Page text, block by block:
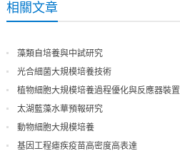
相關文章
藻類自培養與中試研究
光合細菌大規模培養技術
植物細胞大規模培養過程優化與反應器裝置
太湖藍藻水華預報研究
動物細胞大規模培養
基因工程瘧疾疫苗高密度高表達